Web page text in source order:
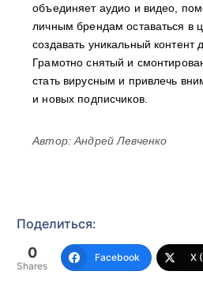
объединяет аудио и видео,
личным брендам оставаться в
создавать уникальный контент
Грамотно снятый и
стать вирусным и привлечь
и новых подписчиков.
Автор: Андрей Левченко
Поделиться:
0
Shares
Facebook X